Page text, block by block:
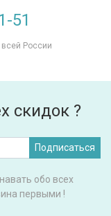
51
России
скидок ?
Подписаться
обо всех
первыми !